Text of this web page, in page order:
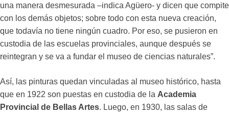
una manera desmesurada –indica Agüero- y dicen que compite
con los demás objetos; sobre todo con esta nueva creación,
que todavía no tiene ningún cuadro. Por eso, se pusieron en
custodia de las escuelas provinciales, aunque después se
reintegran y se va a fundar el museo de ciencias naturales”.
Así, las pinturas quedan vinculadas al museo histórico, hasta
que en 1922 son puestas en custodia de la Academia
Provincial de Bellas Artes. Luego, en 1930, las salas de